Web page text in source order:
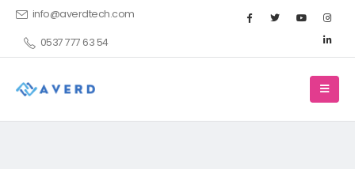
info@averdtech.com
0537 777 63 54